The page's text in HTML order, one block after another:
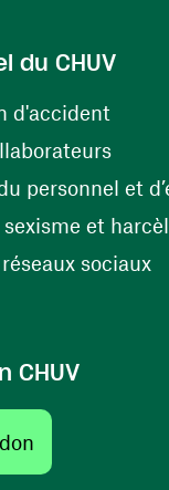
du CHUV
d'accident
personnel et
et
sociaux
CHUV
(ouvre une